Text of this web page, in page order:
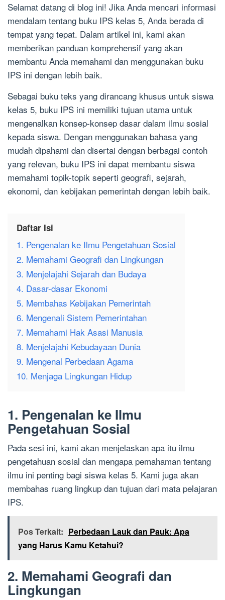
Selamat datang di blog ini! Jika Anda mencari informasi
mendalam tentang buku IPS kelas 5, Anda berada di
tempat yang tepat. Dalam artikel ini, kami akan
memberikan panduan komprehensif yang akan
membantu Anda memahami dan menggunakan buku
IPS ini dengan lebih baik.
Sebagai buku teks yang dirancang khusus untuk siswa
kelas 5, buku IPS ini memiliki tujuan utama untuk
mengenalkan konsep-konsep dasar dalam ilmu sosial
kepada siswa. Dengan menggunakan bahasa yang
mudah dipahami dan disertai dengan berbagai contoh
yang relevan, buku IPS ini dapat membantu siswa
memahami topik-topik seperti geografi, sejarah,
ekonomi, dan kebijakan pemerintah dengan lebih baik.
Daftar Isi
1. Pengenalan ke Ilmu Pengetahuan Sosial
2. Memahami Geografi dan Lingkungan
3. Menjelajahi Sejarah dan Budaya
4. Dasar-dasar Ekonomi
5. Membahas Kebijakan Pemerintah
6. Mengenali Sistem Pemerintahan
7. Memahami Hak Asasi Manusia
8. Menjelajahi Kebudayaan Dunia
9. Mengenal Perbedaan Agama
10. Menjaga Lingkungan Hidup
1. Pengenalan ke Ilmu
Pengetahuan Sosial
Pada sesi ini, kami akan menjelaskan apa itu ilmu
pengetahuan sosial dan mengapa pemahaman tentang
ilmu ini penting bagi siswa kelas 5. Kami juga akan
membahas ruang lingkup dan tujuan dari mata pelajaran
IPS.
Pos Terkait: Perbedaan Lauk dan Pauk: Apa
yang Harus Kamu Ketahui?
2. Memahami Geografi dan
Lingkungan